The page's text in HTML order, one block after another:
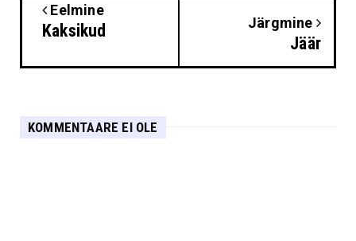
Eelmine
Kaksikud Järgmine
Jäär
KOMMENTAARE EI OLE